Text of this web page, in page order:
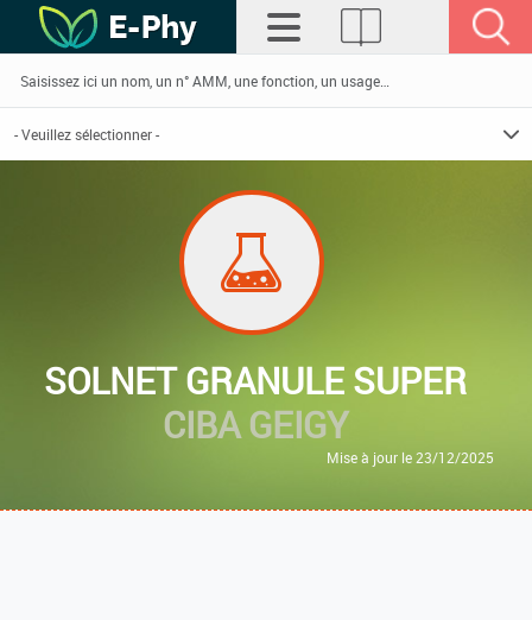
SOLNET GRANULE SUPER
CIBA GEIGY
Mise à jour le 23/12/2025